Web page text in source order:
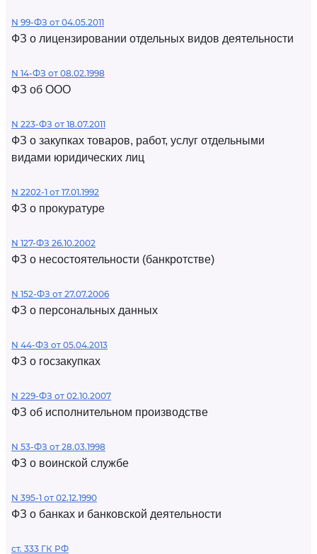
N 99-ФЗ от 04.05.2011
ФЗ о лицензировании отдельных видов деятельности
N 14-ФЗ от 08.02.1998
ФЗ об ООО
N 223-ФЗ от 18.07.2011
ФЗ о закупках товаров, работ, услуг отдельными
видами юридических лиц
N 2202-1 от 17.01.1992
ФЗ о прокуратуре
N 127-ФЗ 26.10.2002
ФЗ о несостоятельности (банкротстве)
N 152-ФЗ от 27.07.2006
ФЗ о персональных данных
N 44-ФЗ от 05.04.2013
ФЗ о госзакупках
N 229-ФЗ от 02.10.2007
ФЗ об исполнительном производстве
N 53-ФЗ от 28.03.1998
ФЗ о воинской службе
N 395-1 от 02.12.1990
ФЗ о банках и банковской деятельности
ст. 333 ГК РФ